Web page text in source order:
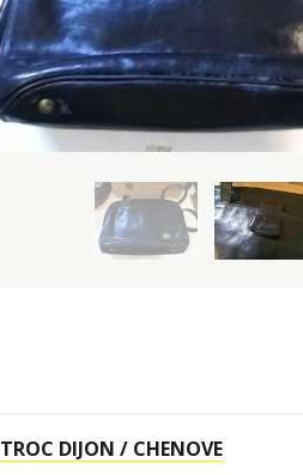
TROC DIJON / CHENOVE